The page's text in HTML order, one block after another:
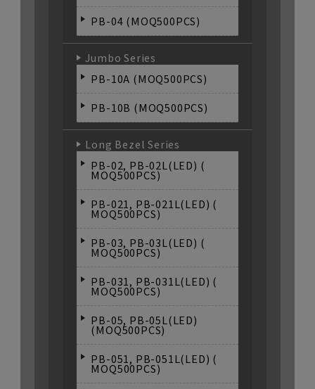
PB-04 (MOQ500PCS)
Jumbo Series
PB-10A (MOQ500PCS)
PB-10B (MOQ500PCS)
Long Bezel Series
PB-02, PB-02L(LED) (
MOQ500PCS)
PB-021, PB-021L(LED) (
MOQ500PCS)
PB-03, PB-03L(LED) (
MOQ500PCS)
PB-031, PB-031L(LED) (
MOQ500PCS)
PB-05, PB-05L(LED)
(MOQ500PCS)
PB-051, PB-051L(LED) (
MOQ500PCS)